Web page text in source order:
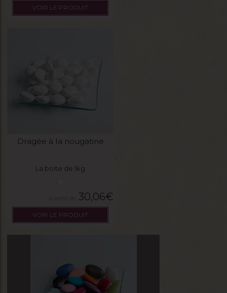
VOIR LE PRODUIT
Dragée à la nougatine
La boite de 1kg
30,06€
VOIR LE PRODUIT